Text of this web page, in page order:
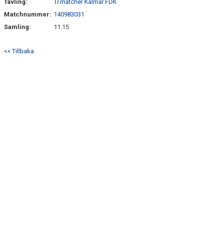
Tävling:
Tr.matcher Kalmar FDK
Matchnummer: 140983031
Samling:
11:15
<< Tillbaka